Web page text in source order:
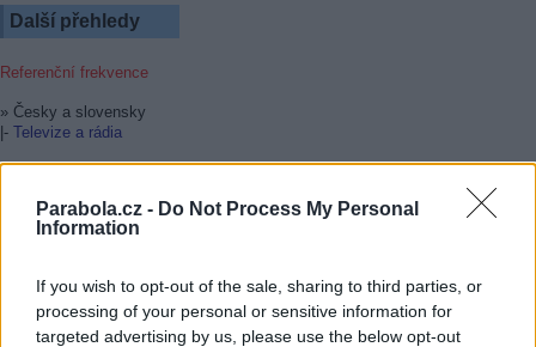
Parabola.cz - Do Not Process My Personal
Information
If you wish to opt-out of the sale, sharing to third parties, or
processing of your personal or sensitive information for
targeted advertising by us, please use the below opt-out
Další přehledy
Referenční frekvence
» Česky a slovensky
|- Televize a rádia
» Skryté titulky u TV
» Tématické programy
Sport
Hudba
Zprávy